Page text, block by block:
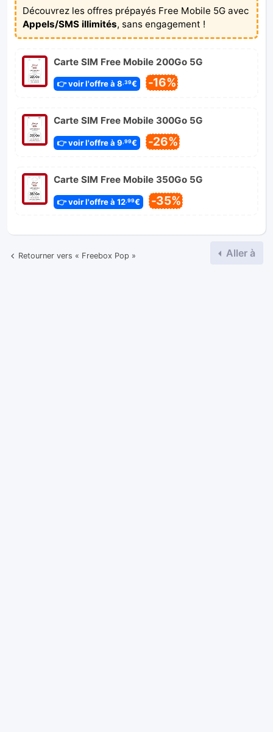
Découvrez les offres prépayés Free Mobile 5G avec
Appels/SMS illimités, sans engagement !
Carte SIM Free Mobile 200Go 5G
👉 voir l'offre à 8,39€ -16%
Carte SIM Free Mobile 300Go 5G
👉 voir l'offre à 9,99€ -26%
Carte SIM Free Mobile 350Go 5G
👉 voir l'offre à 12,99€ -35%
Retourner vers « Freebox Pop » Aller à